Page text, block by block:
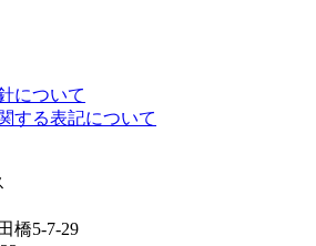
について
する表記について
橋5-7-29